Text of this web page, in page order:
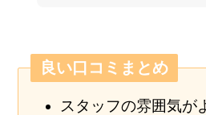
良い口コミまとめ
スタッフの雰囲気が